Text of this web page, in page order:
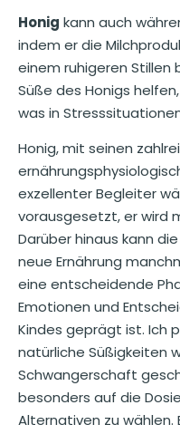
Honig kann auch
indem er die
einem ruhigeren Stillen
Süße des Honigs
was in
Honig, mit seinen
exzellenter Begleiter
vorausgesetzt, er wird
Darüber hinaus kann
neue Ernährung
eine entscheidende
Emotionen und
Kindes geprägt ist. Ich
natürliche Süßigkeiten
Schwangerschaft
besonders auf die
Alternativen zu wählen.